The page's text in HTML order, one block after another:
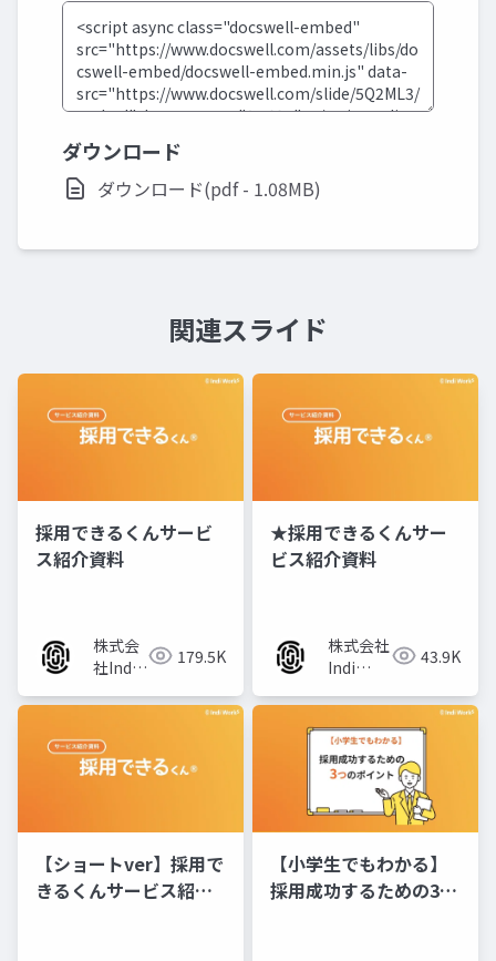
ダウンロード
ダウンロード(pdf - 1.08MB)
関連スライド
採用できるくんサービ
ス紹介資料
株式会
社Indi
179.5K
★採用できるくんサー
ビス紹介資料
株式会社
Indi
43.9K
【ショートver】採用で
きるくんサービス紹介
【小学生でもわかる】
採用成功するための3つ